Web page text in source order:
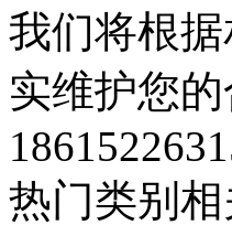
我们将根
实维护您
热门类别 相